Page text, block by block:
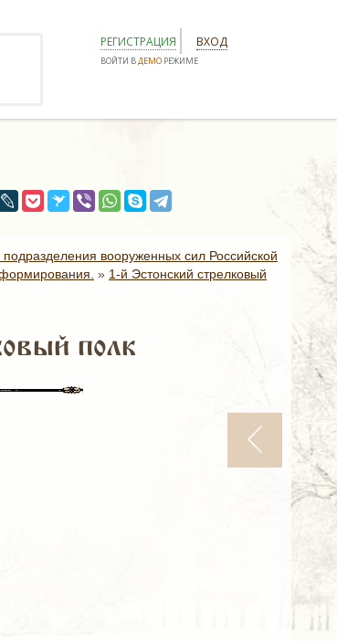
РЕГИСТРАЦИЯ ВХОД
ВОЙТИ ВДЕМО РЕЖИМЕ
подразделения вооруженных сил Российской
» 1-й Эстонский стрелковый
полк